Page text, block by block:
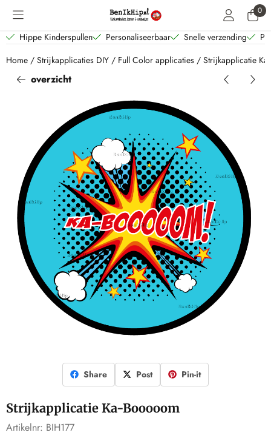
Cookievoorkeuren zijn beschikbaar. Kies instellingen of sta alle 0
Hippe Kinderspullen Personaliseerbaar Snelle verzending
Home / Strijkapplicaties DIY / Full Color applicaties / Strijkapplicatie
overzicht
Share Post Pin-it
Strijkapplicatie Ka-Booooom
Artikelnr: BIH177